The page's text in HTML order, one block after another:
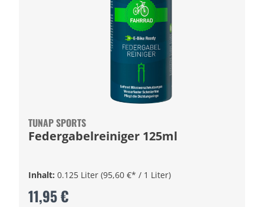
TUNAP SPORTS
Federgabelreiniger 125ml
Inhalt: 0.125 Liter (95,60 €* / 1 Liter)
11,95 €